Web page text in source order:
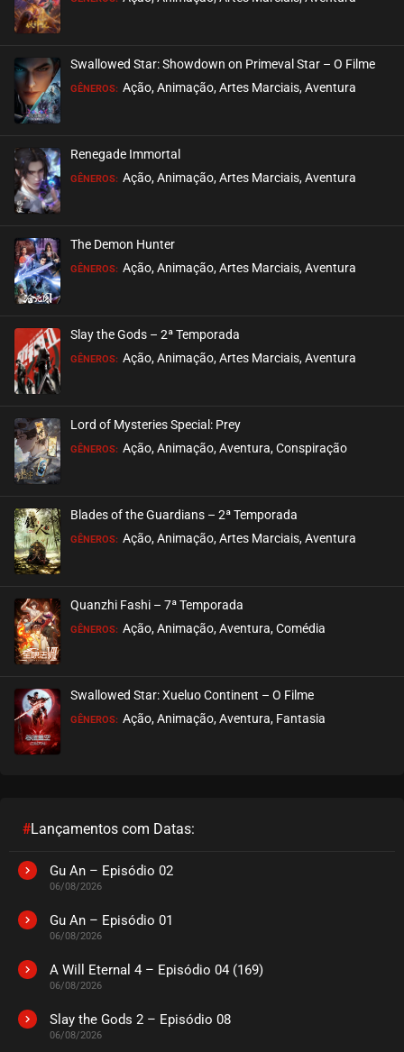
Swallowed Star: Showdown on Primeval Star – O Filme
GÊNEROS: Ação, Animação, Artes Marciais, Aventura
Renegade Immortal
GÊNEROS: Ação, Animação, Artes Marciais, Aventura
The Demon Hunter
GÊNEROS: Ação, Animação, Artes Marciais, Aventura
Slay the Gods – 2ª Temporada
GÊNEROS: Ação, Animação, Artes Marciais, Aventura
Lord of Mysteries Special: Prey
GÊNEROS: Ação, Animação, Aventura, Conspiração
Blades of the Guardians – 2ª Temporada
GÊNEROS: Ação, Animação, Artes Marciais, Aventura
Quanzhi Fashi – 7ª Temporada
GÊNEROS: Ação, Animação, Aventura, Comédia
Swallowed Star: Xueluo Continent – O Filme
GÊNEROS: Ação, Animação, Aventura, Fantasia
#Lançamentos com Datas:
Gu An – Episódio 02
06/08/2026
Gu An – Episódio 01
06/08/2026
A Will Eternal 4 – Episódio 04 (169)
06/08/2026
Slay the Gods 2 – Episódio 08
06/08/2026